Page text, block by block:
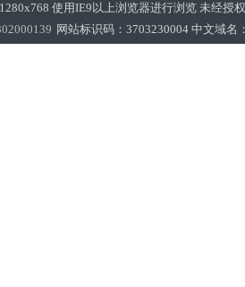
使用IE9以上浏览器进行浏览 未经授
网站标识码：3703230004 中文域名